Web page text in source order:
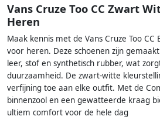
Vans Cruze Too CC Zwart
Heren
Maak kennis met de Vans Cruze Too CC
voor heren. Deze schoenen zijn
leer, stof en synthetisch rubber, wat
duurzaamheid. De zwart-witte
verfijning toe aan elke outfit. Met de
binnenzool en een gewatteerde kraag
ultiem comfort voor de hele dag